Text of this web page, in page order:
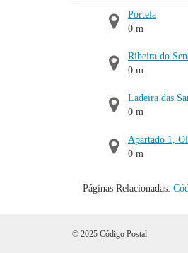
Portela
0 m
Ribeira do
0 m
Ladeira das
0 m
Apartado 1,
0 m
Páginas Relacionadas:
© 2025 Código Postal